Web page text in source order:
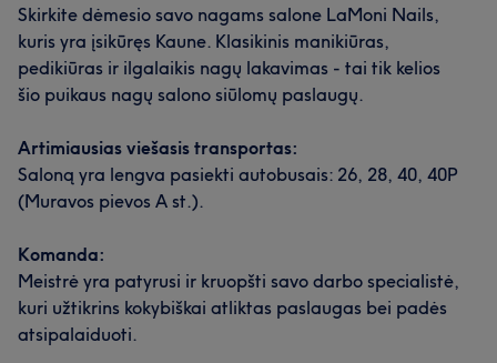
Skirkite dėmesio savo nagams salone LaMoni Nails,
kuris yra įsikūręs Kaune. Klasikinis manikiūras,
pedikiūras ir ilgalaikis nagų lakavimas - tai tik kelios
šio puikaus nagų salono siūlomų paslaugų.
Artimiausias viešasis transportas:
Saloną yra lengva pasiekti autobusais: 26, 28, 40, 40P
(Muravos pievos A st.).
Komanda:
Meistrė yra patyrusi ir kruopšti savo darbo specialistė,
kuri užtikrins kokybiškai atliktas paslaugas bei padės
atsipalaiduoti.